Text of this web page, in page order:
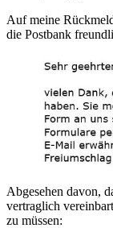
Auf meine
die Postbank
Abgesehen davon,
vertraglich
zu müssen: